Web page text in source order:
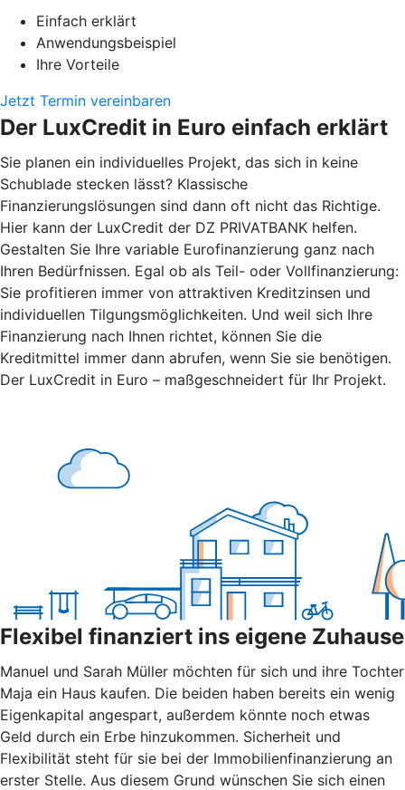
Einfach erklärt
Anwendungsbeispiel
Ihre Vorteile
Jetzt Termin vereinbaren
Der LuxCredit in Euro einfach erklärt
Sie planen ein individuelles Projekt, das sich in keine
Schublade stecken lässt? Klassische
Finanzierungslösungen sind dann oft nicht das Richtige.
Hier kann der LuxCredit der DZ PRIVATBANK helfen.
Gestalten Sie Ihre variable Eurofinanzierung ganz nach
Ihren Bedürfnissen. Egal ob als Teil- oder Vollfinanzierung:
Sie profitieren immer von attraktiven Kreditzinsen und
individuellen Tilgungsmöglichkeiten. Und weil sich Ihre
Finanzierung nach Ihnen richtet, können Sie die
Kreditmittel immer dann abrufen, wenn Sie sie benötigen.
Der LuxCredit in Euro – maßgeschneidert für Ihr Projekt.
Flexibel finanziert ins eigene Zuhause
Manuel und Sarah Müller möchten für sich und ihre Tochter
Maja ein Haus kaufen. Die beiden haben bereits ein wenig
Eigenkapital angespart, außerdem könnte noch etwas
Geld durch ein Erbe hinzukommen. Sicherheit und
Flexibilität steht für sie bei der Immobilienfinanzierung an
erster Stelle. Aus diesem Grund wünschen Sie sich einen